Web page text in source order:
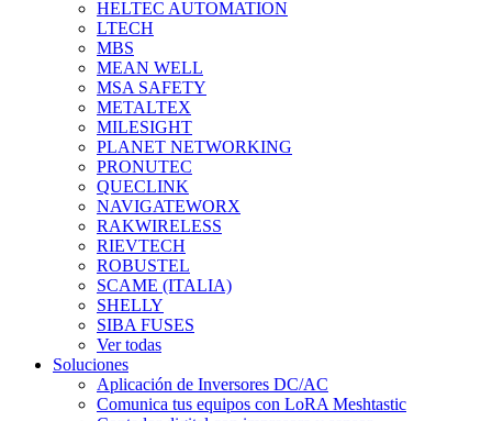
HELTEC AUTOMATION
LTECH
MBS
MEAN WELL
MSA SAFETY
METALTEX
MILESIGHT
PLANET NETWORKING
PRONUTEC
QUECLINK
NAVIGATEWORX
RAKWIRELESS
RIEVTECH
ROBUSTEL
SCAME (ITALIA)
SHELLY
SIBA FUSES
Ver todas
Soluciones
Aplicación de Inversores DC/AC
Comunica tus equipos con LoRA Meshtastic